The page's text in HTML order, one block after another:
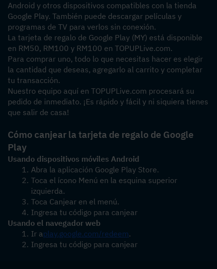
Android y otros dispositivos compatibles con la tienda
Google Play. También puede descargar películas y
programas de TV para verlos sin conexión.
La tarjeta de regalo de Google Play (MY) está disponible
en RM50, RM100 y RM100 en TOPUPLive.com.
Para comprar uno, todo lo que necesitas hacer es elegir
la cantidad que deseas, agregarlo al carrito y completar
tu transacción.
Nuestro equipo aquí en TOPUPLive.com procesará su
pedido de inmediato. ¡Es rápido y fácil y ni siquiera tienes
que salir de casa!
Cómo canjear la tarjeta de regalo de Google
Play
Usando dispositivos móviles Android
Abra la aplicación Google Play Store.
Toca el ícono Menú en la esquina superior
izquierda.
Toca Canjear en el menú.
Ingresa tu código para canjear
Usando el navegador web
Ir aplay.google.com/redeem.
Ingresa tu código para canjear